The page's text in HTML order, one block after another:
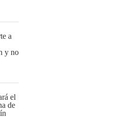
a
y no
el
de